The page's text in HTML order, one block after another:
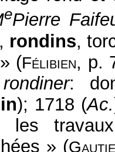
ePierre
rondins,
(Félibien, p.
:
); 1718 (Ac.
les
» (